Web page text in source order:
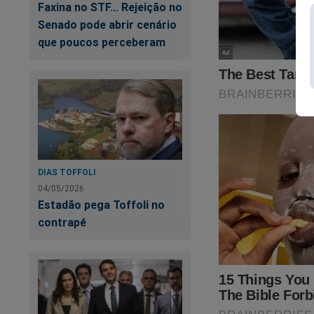
Faxina no STF... Rejeição no
Senado pode abrir cenário
que poucos perceberam
DIAS TOFFOLI
04/05/2026
Estadão pega Toffoli no
contrapé
cidade, ela
“Cuidem-
designa